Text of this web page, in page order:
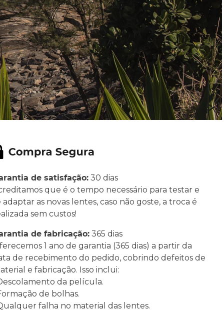
de satisfação:30 dias
que é o tempo necessário para testar e
adaptar as novas lentes, caso não goste, a troca é
sem custos!
de fabricação:365 dias
1 ano de garantia (365 dias) a partir da
de recebimento do pedido, cobrindo defeitos de
e fabricação. Isso inclui:
da película.
de bolhas.
falha no material das lentes.